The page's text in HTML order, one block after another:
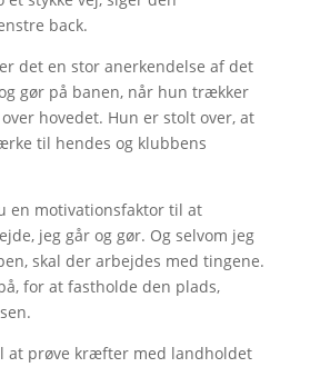
back.
det en stor anerkendelse af det
gør på banen, når hun trækker
hovedet. Hun er stolt over, at
til hendes og klubbens
en motivationsfaktor til at
jeg går og gør. Og selvom jeg
skal der arbejdes med tingene.
for at fastholde den plads,
at prøve kræfter med landholdet